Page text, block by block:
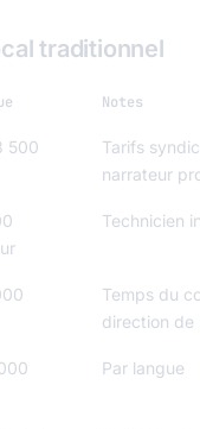
traditionnel
Notes
500
Tarifs
narrateur
Technicien
Temps du
direction de
Par langue